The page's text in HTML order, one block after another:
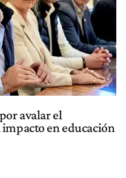
avalar el
en educación